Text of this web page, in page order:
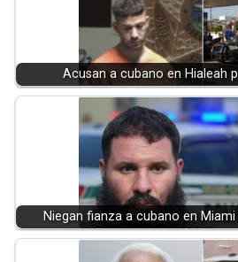
Acusan a cubano en Hialeah
Niegan fianza a cubano en